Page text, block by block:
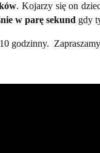
. Kojarzy się on
w parę sekund gdy
godzinny.